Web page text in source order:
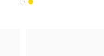
Blanc
Or